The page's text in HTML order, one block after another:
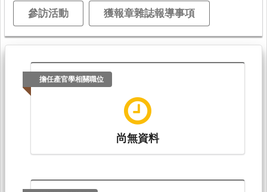
參訪活動 獲報章雜誌報導事項
擔任產官學相關職位
尚無資料